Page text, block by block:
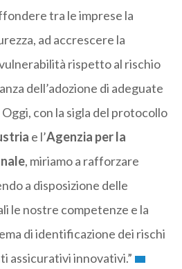
tra le imprese la
ad accrescere la
rispetto al rischio
dell’adozione di adeguate
con la sigla del protocollo
e l’Agenzia per la
, miriamo a rafforzare
a disposizione delle
le nostre competenze e la
di identificazione dei rischi
assicurativi innovativi.”